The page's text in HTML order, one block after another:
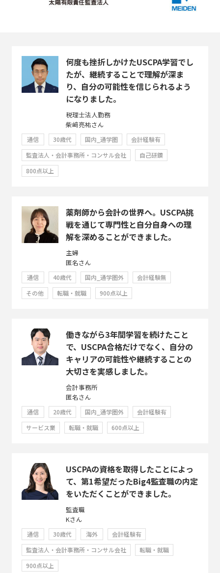
何度も挫折しかけたUSCPA学習でし
たが、継続することで理解が深ま
り、自分の可能性を信じられるよう
になりました。
税理士法人勤務
柴﨑亮祐さん
通信 30歳代 国内_通学圏
会計経験有
監査法人・会計事務所・コンサル会社
自己研鑽
800点以上
薬剤師から会計の世界へ。USCPA挑
戦を通じて専門性と自分自身への理
解を深めることができました。
主婦
匿名さん
通信 40歳代 国内_通学圏外
会計経験無
その他
転職・就職 900点以上
働きながら3年間学習を続けたこと
で、USCPA合格だけでなく、自分の
キャリアの可能性や継続することの
大切さを実感しました。
会計事務所
匿名さん
通信 20歳代 国内_通学圏外
会計経験有
サービス業
転職・就職 600点以上
USCPAの資格を取得したことによっ
て、第1希望だったBig4監査職の内定
をいただくことができました。
監査職
Kさん
通信 30歳代 海外
会計経験有
監査法人・会計事務所・コンサル会社
転職・就職
900点以上